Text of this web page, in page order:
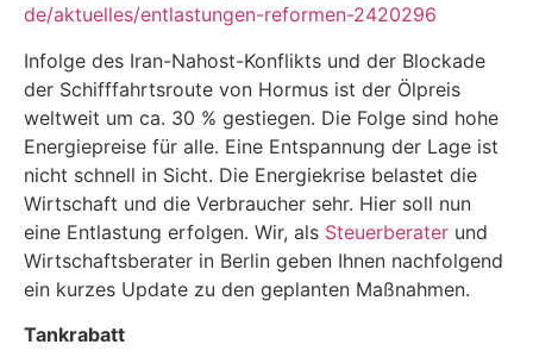
de/aktuelles/entlastungen-reformen-2420296
Infolge des Iran-Nahost-Konflikts und der Blockade
der Schifffahrtsroute von Hormus ist der Ölpreis
weltweit um ca. 30 % gestiegen. Die Folge sind hohe
Energiepreise für alle. Eine Entspannung der Lage ist
nicht schnell in Sicht. Die Energiekrise belastet die
Wirtschaft und die Verbraucher sehr. Hier soll nun
eine Entlastung erfolgen. Wir, als Steuerberater und
Wirtschaftsberater in Berlin geben Ihnen nachfolgend
ein kurzes Update zu den geplanten Maßnahmen.
Tankrabatt